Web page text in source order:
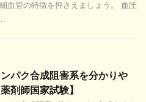
血管の特徴を押さえましょう。 血圧
パク合成阻害系を分かりや
剤師国家試験】